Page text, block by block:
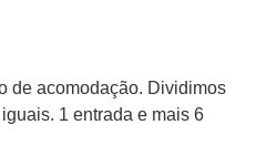
de acomodação. Dividimos
1 entrada e mais 6